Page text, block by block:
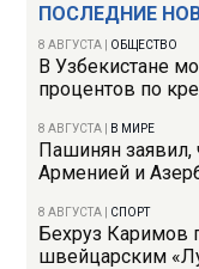
ПОСЛЕДНИЕ
8 АВГУСТА ОБЩЕСТВО
В Узбекистане
процентов по
8 АВГУСТА В МИРЕ
Пашинян заявил,
Арменией и
8 АВГУСТА СПОРТ
Бехруз Каримов
швейцарским